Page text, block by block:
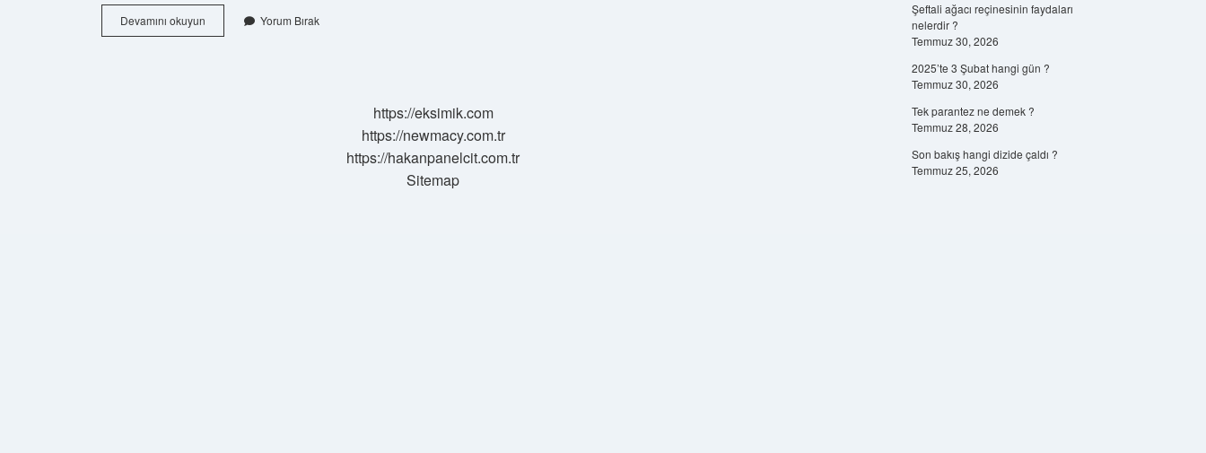
Devamını okuyun
Ne
Yorum Bırak
https://eksimik.com
https://newmacy.com.tr
https://hakanpanelcit.com.tr
Sitemap
Şeftali ağacı reçinesinin faydaları
nelerdir ?
Temmuz 30, 2026
2025’te 3 Şubat hangi gün ?
Temmuz 30, 2026
Tek parantez ne demek ?
Temmuz 28, 2026
Son bakış hangi dizide çaldı ?
Temmuz 25, 2026